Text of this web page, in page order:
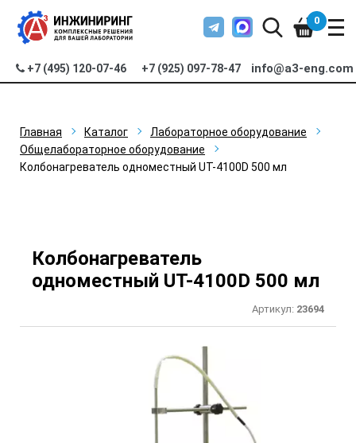
+7 (495) 120-07-46 +7 (925) 097-78-47 info@a3-eng.com
0
Главная Каталог
Лабораторное оборудование
Общелабораторное оборудование
Колбонагреватель одноместный UT-4100D 500 мл
Колбонагреватель
одноместный UT-4100D 500 мл
Артикул: 23694